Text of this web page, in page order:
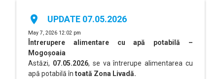
place UPDATE 07.05.2026
May 7, 2026 12:02 pm
Întrerupere alimentare cu apă potabilă –
Mogoșoaia
Astăzi, 07.05.2026, se va întrerupe alimentarea cu
apă potabilă în toată Zona Livadă.